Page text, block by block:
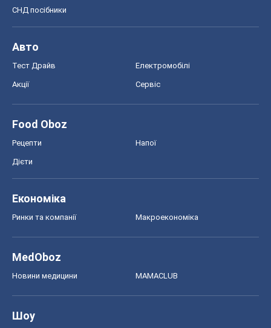
СНД посібники
Авто
Тест Драйв Електромобілі
Акції Сервіс
Food Oboz
Рецепти Напої
Дієти
Економіка
Ринки та компанії Макроекономіка
MedOboz
Новини медицини MAMACLUB
Шоу